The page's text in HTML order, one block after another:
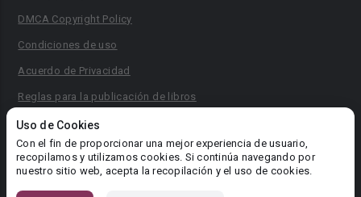
Uso de Cookies
Con el fin de proporcionar una mejor experiencia de usuario,
recopilamos y utilizamos cookies. Si continúa navegando por
nuestro sitio web, acepta la recopilación y el uso de cookies.
DMCA Copyright Policy
Condiciones de uso
Acuerdo de Privacidad
Reglas para la publicación de libros
Área RR.PP.: pr@booknet.com
© 2026 Booknet. Todos los derechos reservados.